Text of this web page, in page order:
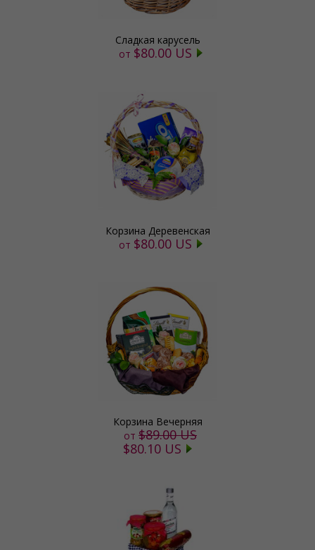
Сладкая карусель
от $80.00 US
Корзина Деревенская
от $80.00 US
Корзина Вечерняя
от $89.00 US
$80.10 US